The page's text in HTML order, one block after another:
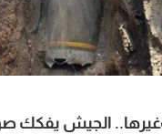
الجيش يفكك